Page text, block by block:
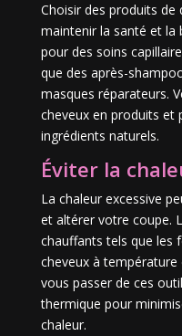
Choisir des produits
maintenir la santé et la
pour des soins
que des après-
masques réparateurs.
cheveux en produits et
ingrédients naturels.
Éviter la
La chaleur excessive
et altérer votre coupe.
chauffants tels que les
cheveux à température
vous passer de ces
thermique pour
chaleur.